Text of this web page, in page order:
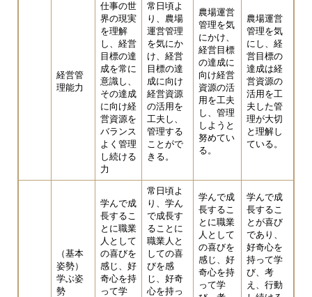
経営管
理能力
仕事の世
界の現実
を理解
し、経営
目標の達
成を常に
意識し、
その達成
に向け経
営資源を
バランス
よく管理
し続ける
力
常日頃よ
り、農場
運営管理
を気にか
け、経営
目標の達
成に向け
経営資源
の活用を
工夫し、
管理する
ことがで
きる。
農場運営
管理を気
にかけ、
経営目標
の達成に
向け経営
資源の活
用を工夫
し、管理
しようと
努めてい
る。
農場運営
管理を気
にし、経
営目標の
達成は経
営資源の
活用を工
夫した管
理が大切
と理解し
ている。
（基本
姿勢）
学ぶ姿
勢
学んで成
長するこ
とに職業
人として
の喜びを
感じ、好
奇心を持
って学
常日頃よ
り、学ん
で成長す
ることに
職業人と
しての喜
びを感
じ、好奇
心を持っ
学んで成
長するこ
とに職業
人として
の喜びを
感じ、好
奇心を持
って学
学んで成
長するこ
とが喜び
であり、
好奇心を
持って学
び、考
え、行動